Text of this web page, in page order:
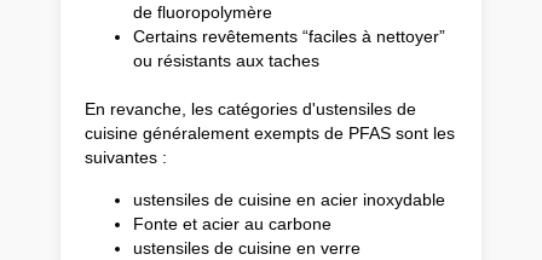
de fluoropolymère
Certains revêtements “faciles à nettoyer”
ou résistants aux taches
En revanche, les catégories d'ustensiles de
cuisine généralement exempts de PFAS sont les
suivantes :
ustensiles de cuisine en acier inoxydable
Fonte et acier au carbone
ustensiles de cuisine en verre